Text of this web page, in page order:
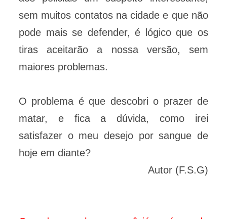
sem muitos contatos na cidade e que não
pode mais se defender, é lógico que os
tiras aceitarão a nossa versão, sem
maiores problemas.
O problema é que descobri o prazer de
matar, e fica a dúvida, como irei
satisfazer o meu desejo por sangue de
hoje em diante?
Autor (F.S.G)